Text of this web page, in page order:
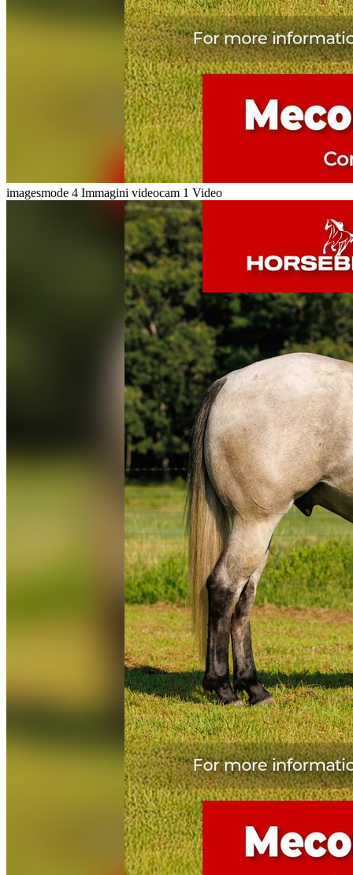
imagesmode 4 Immagini videocam 1 Video